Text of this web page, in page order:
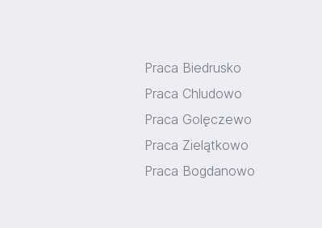
Praca Biedrusko
Praca Chludowo
Praca Golęczewo
Praca Zielątkowo
Praca Bogdanowo